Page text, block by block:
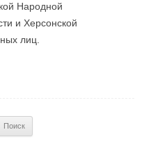
Народной
и Херсонской
лиц.